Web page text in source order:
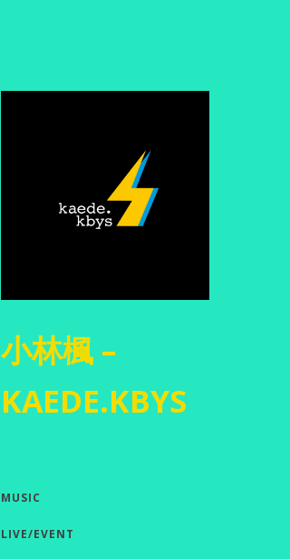
小林楓 –
KAEDE.KBYS
MUSIC
LIVE/EVENT